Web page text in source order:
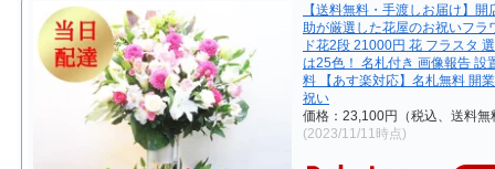
【送料無料・手渡しお届け】開
助が厳選した花屋のお祝いフラ
ド花2段 21000円 花 フラスタ
は25色！ 名札付き 画像報告 設
料 【あす楽対応】名札無料 開
祝い
価格：23,100円（税込、送料無
(2023/11/11時点)